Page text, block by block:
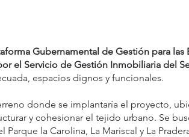
Gubernamental de Gestión para las
el Servicio de Gestión Inmobiliaria del
espacios dignos y funcionales.
donde se implantaría el proyecto,
y cohesionar el tejido urbano. Se
la Carolina, La Mariscal y La